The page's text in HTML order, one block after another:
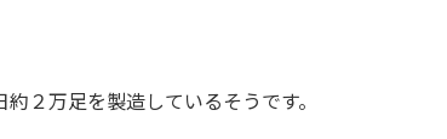
２万足を製造しているそうです。